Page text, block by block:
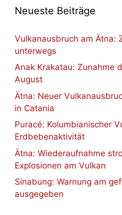
Neueste Beiträge
Vulkanausbruch am Ätna:
unterwegs
Anak Krakatau: Zunahme
August
Ätna: Neuer
in Catania
Puracé: Kolumbianischer
Erdbebenaktivität
Ätna: Wiederaufnahme
Explosionen am Vulkan
Sinabung: Warnung am
ausgegeben